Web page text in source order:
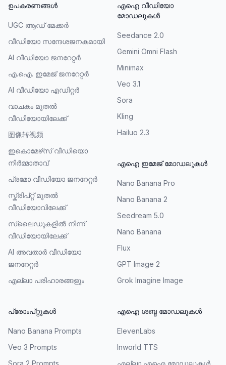
ഉപകരണങ്ങൾ
UGC ആഡ് മേക്കർ
വീഡിയോ സന്ദേശജനകമായി
AI വീഡിയോ ജനറേറ്റർ
എ.ഐ. ഇമേജ് ജനറേറ്റർ
AI വീഡിയോ എഡിറ്റർ
വാചകം മുതൽ
വീഡിയോയിലേക്ക്
图像转视频
ഇകൊമേഴ്‌സ് വീഡിയൊ
നിർമ്മാതാവ്
പ്രമോ വീഡിയോ ജനറേറ്റർ
സ്ക്രിപ്റ്റ് മുതൽ
വീഡിയോവിലേക്ക്
സ്ലൈഡുകളിൽ നിന്ന്
വീഡിയോയിലേക്ക്
AI അവതാർ വീഡിയോ
ജനറേറ്റർ
എല്ലാ പരിഹാരങ്ങളും
പ്രോംപ്റ്റുകൾ
Nano Banana Prompts
Veo 3 Prompts
Sora 2 Prompts
എഐ വീഡിയോ
മോഡലുകൾ
Seedance 2.0
Gemini Omni Flash
Minimax
Veo 3.1
Sora
Kling
Hailuo 2.3
എഐ ഇമേജ് മോഡലുകൾ
Nano Banana Pro
Nano Banana 2
Seedream 5.0
Nano Banana
Flux
GPT Image 2
Grok Imagine Image
എഐ ശബ്ദ മോഡലുകൾ
ElevenLabs
Inworld TTS
എല്ലാ എഐ മോഡലുകൾ